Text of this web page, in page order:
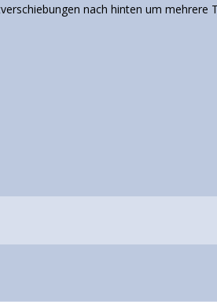
nach hinten um mehrere